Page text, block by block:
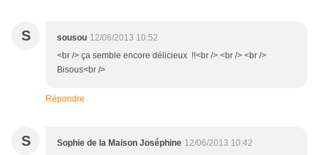
S sousou 12/06/2013 10:52
<br /> ça semble encore délicieux !!<br /> <br /> <br />
Bisous<br />
Répondre
S Sophie de la Maison Joséphine 12/06/2013 10:42